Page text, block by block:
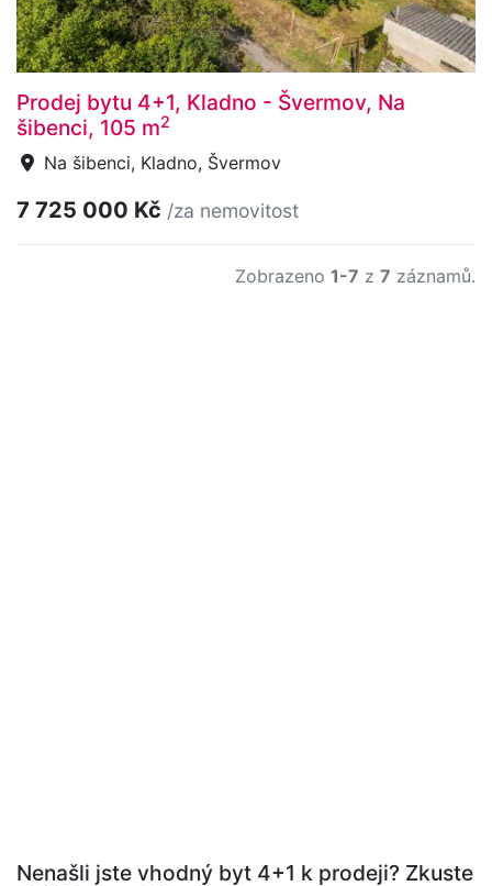
Prodej bytu 4+1, Kladno - Švermov, Na
šibenci, 105 m2
Na šibenci, Kladno, Švermov
7 725 000 Kč /za nemovitost
Zobrazeno 1-7 z 7 záznamů.
Nenašli jste vhodný byt 4+1 k prodeji? Zkuste